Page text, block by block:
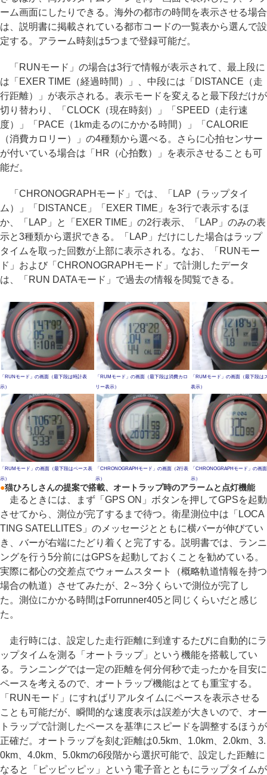
ーム画面にしたりできる。海外の都市の時間を表示させる場合
は、説明書に掲載されている都市コードの一覧表から選んで設
定する。アラーム時刻は5つまで登録可能だ。
「RUNモード」の場合は3行で情報が表示されて、最上段に
は「EXER TIME（経過時間）」、中段には「DISTANCE（走
行距離）」が表示される。表示モードを変えると最下段だけが
切り替わり、「CLOCK（現在時刻）」「SPEED（走行速
度）」「PACE（1km走るのにかかる時間）」「CALORIE
（消費カロリー）」の4種類から選べる。さらに心拍センサー
が付いている場合は「HR（心拍数）」を表示させることも可
能だ。
「CHRONOGRAPHモード」では、「LAP（ラップタイ
ム）」「DISTANCE」「EXER TIME」を3行で表示するほ
か、「LAP」と「EXER TIME」の2行表示、「LAP」のみの表
示と3種類から選択できる。「LAP」だけにした場合はラップ
タイムを取った回数が上部に表示される。なお、「RUNモー
ド」および「CHRONOGRAPHモード」で計測したデータ
は、「RUN DATAモード」で過去の情報を閲覧できる。
「RUNモード」の画面（最下段は時計表
示）
「RUMモード」の画面（最下段は消費カロ
リー表示）
「RUMモード」の画面（最下段は
表示）
「RUMモード」の画面（最下段はペース表
示）
「CHRONOGRAPHモード」の画面（2行表
示）
「CHRONOGRAPHモード」の画
示）
●猫ひろしさんの提案で搭載、オートラップ時のアラームと点灯機能
走るときには、まず「GPS ON」ボタンを押してGPSを起動
させてから、測位が完了するまで待つ。衛星測位中は「LOCA
TING SATELLITES」のメッセージとともに横バーが伸びてい
き、バーが右端にたどり着くと完了する。説明書では、ランニ
ングを行う5分前にはGPSを起動しておくことを勧めている。
実際に都心の交差点でウォームスタート（概略軌道情報を持つ
場合の軌道）させてみたが、2～3分くらいで測位が完了し
た。測位にかかる時間はForrunner405と同じくらいだと感じ
た。
走行時には、設定した走行距離に到達するたびに自動的にラ
ップタイムを測る「オートラップ」という機能を搭載してい
る。ランニングでは一定の距離を何分何秒で走ったかを目安に
ペースを考えるので、オートラップ機能はとても重宝する。
「RUNモード」にすればリアルタイムにペースを表示させる
ことも可能だが、瞬間的な速度表示は誤差が大きいので、オー
トラップで計測したペースを基準にスピードを調整するほうが
正確だ。オートラップを刻む距離は0.5km、1.0km、2.0km、3.
0km、4.0km、5.0kmの6段階から選択可能で、設定した距離に
なると「ピッピッピッ」という電子音とともにラップタイムが